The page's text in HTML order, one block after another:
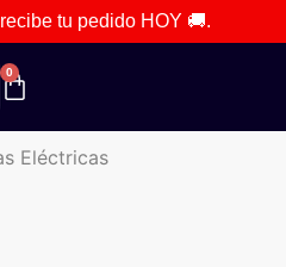
tu pedido HOY 🚚.
0
Eléctricas